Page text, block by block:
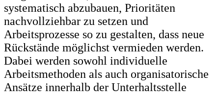
systematisch abzubauen, Prioritäten
nachvollziehbar zu setzen und
Arbeitsprozesse so zu gestalten, dass neue
Rückstände möglichst vermieden werden.
Dabei werden sowohl individuelle
Arbeitsmethoden als auch organisatorische
Ansätze innerhalb der Unterhaltsstelle